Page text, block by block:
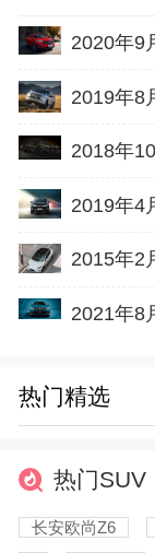
2019年4
2015年2
热门精选
热门SUV
长安欧尚Z6